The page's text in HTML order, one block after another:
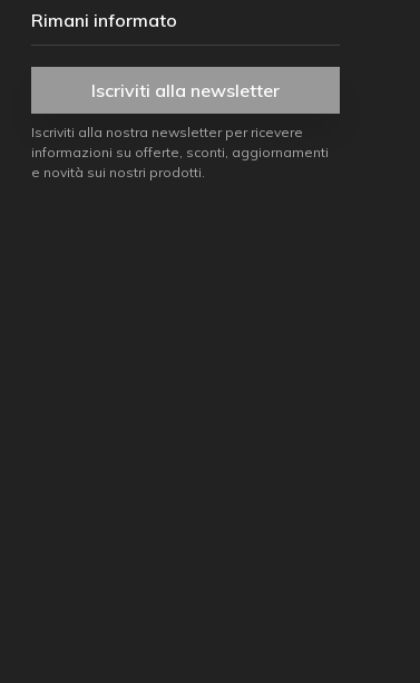
Rimani informato
Iscriviti alla newsletter
Iscriviti alla nostra newsletter per ricevere
informazioni su offerte, sconti, aggiornamenti
e novità sui nostri prodotti.